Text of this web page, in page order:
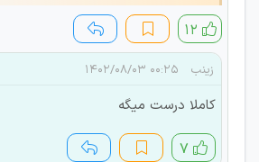
۱۲
زینب ۰۰:۲۵ ۱۴۰۲/۰۸/۰۳
کاملا درست میگه
۷